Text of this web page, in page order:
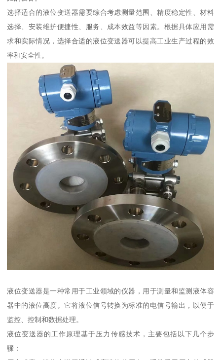
选择适合的液位变送器需要综合考虑测量范围、精度稳定性、材料
选择、安装维护便捷性、服务、成本效益等因素。根据具体应用需
求和实际情况，选择合适的液位变送器可以提高工业生产过程的效
率和安全性。
液位变送器是一种常用于工业领域的仪器，用于测量和监测液体容
器中的液位高度。它将液位信号转换为标准的电信号输出，以便于
监控、控制和数据处理。
液位变送器的工作原理基于压力传感技术，主要包括以下几个步
骤：